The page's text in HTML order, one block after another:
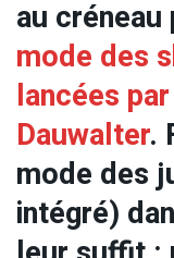
au
mode des
lancées
Dauwalter.
mode des
intégré)